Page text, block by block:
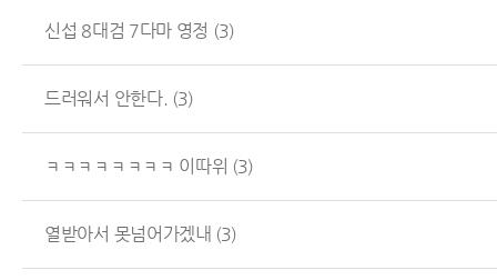
신섭 8대검 7다마 영정 (3)
드러워서 안한다. (3)
ㅋㅋㅋㅋㅋㅋㅋㅋ 이따위 (3)
열받아서 못넘어가겠내 (3)